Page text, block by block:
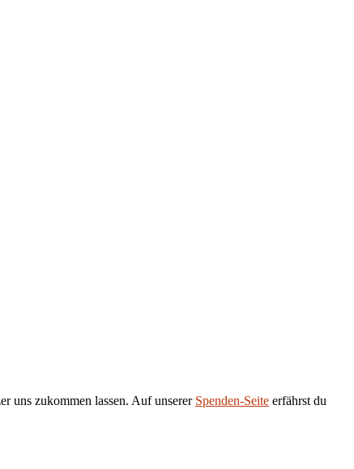
uns zukommen lassen. Auf unserer Spenden-Seite erfährst du